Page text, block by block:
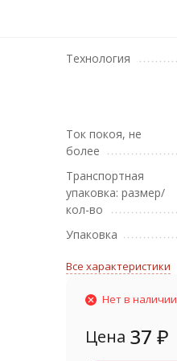
Технология
Ток покоя, не
более
Транспортная
упаковка: размер/
кол-во
Упаковка
Все характеристики
Нет в наличии
Цена 37 ₽